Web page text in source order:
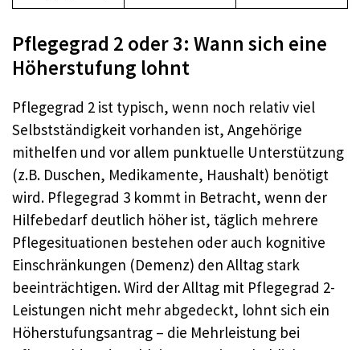
Pflegegrad 2 oder 3: Wann sich eine
Höherstufung lohnt
Pflegegrad 2 ist typisch, wenn noch relativ viel
Selbstständigkeit vorhanden ist, Angehörige
mithelfen und vor allem punktuelle Unterstützung
(z.B. Duschen, Medikamente, Haushalt) benötigt
wird. Pflegegrad 3 kommt in Betracht, wenn der
Hilfebedarf deutlich höher ist, täglich mehrere
Pflegesituationen bestehen oder auch kognitive
Einschränkungen (Demenz) den Alltag stark
beeinträchtigen. Wird der Alltag mit Pflegegrad 2-
Leistungen nicht mehr abgedeckt, lohnt sich ein
Höherstufungsantrag – die Mehrleistung bei